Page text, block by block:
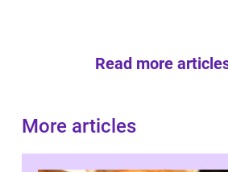
Read more
More articles